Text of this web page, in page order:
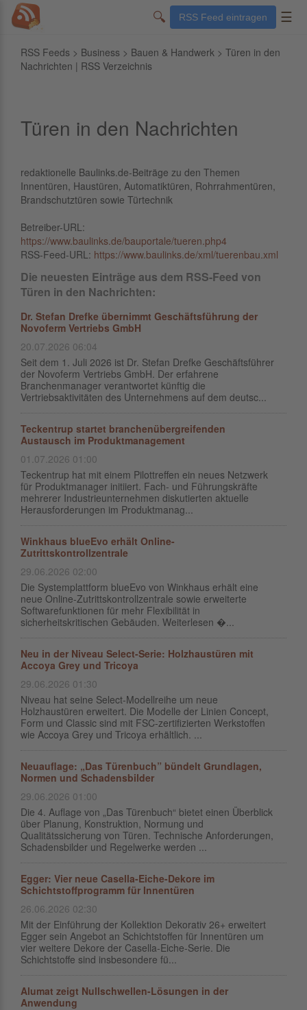
🔍 RSS Feed eintragen ☰
RSS Feeds > Business > Bauen & Handwerk > Türen in den
Nachrichten | RSS Verzeichnis
Türen in den Nachrichten
redaktionelle Baulinks.de-Beiträge zu den Themen
Innentüren, Haustüren, Automatiktüren, Rohrrahmentüren,
Brandschutztüren sowie Türtechnik
Betreiber-URL:
https://www.baulinks.de/bauportale/tueren.php4
RSS-Feed-URL: https://www.baulinks.de/xml/tuerenbau.xml
Die neuesten Einträge aus dem RSS-Feed von
Türen in den Nachrichten:
Dr. Stefan Drefke übernimmt Geschäftsführung der
Novoferm Vertriebs GmbH
20.07.2026 06:04
Seit dem 1. Juli 2026 ist Dr. Stefan Drefke Geschäftsführer
der Novoferm Vertriebs GmbH. Der erfahrene
Branchenmanager verantwortet künftig die
Vertriebsaktivitäten des Unternehmens auf dem deutsc...
Teckentrup startet branchenübergreifenden
Austausch im Produktmanagement
01.07.2026 01:00
Teckentrup hat mit einem Pilottreffen ein neues Netzwerk
für Produktmanager initiiert. Fach- und Führungskräfte
mehrerer Industrieunternehmen diskutierten aktuelle
Herausforderungen im Produktmanag...
Winkhaus blueEvo erhält Online-
Zutrittskontrollzentrale
29.06.2026 02:00
Die Systemplattform blueEvo von Winkhaus erhält eine
neue Online-Zutrittskontrollzentrale sowie erweiterte
Softwarefunktionen für mehr Flexibilität in
sicherheitskritischen Gebäuden. Weiterlesen �...
Neu in der Niveau Select-Serie: Holzhaustüren mit
Accoya Grey und Tricoya
29.06.2026 01:30
Niveau hat seine Select-Modellreihe um neue
Holzhaustüren erweitert. Die Modelle der Linien Concept,
Form und Classic sind mit FSC-zertifizierten Werkstoffen
wie Accoya Grey und Tricoya erhältlich. ...
Neuauflage: „Das Türenbuch” bündelt Grundlagen,
Normen und Schadensbilder
29.06.2026 01:00
Die 4. Auflage von „Das Türenbuch“ bietet einen Überblick
über Planung, Konstruktion, Normung und
Qualitätssicherung von Türen. Technische Anforderungen,
Schadensbilder und Regelwerke werden ...
Egger: Vier neue Casella-Eiche-Dekore im
Schichtstoffprogramm für Innentüren
26.06.2026 02:30
Mit der Einführung der Kollektion Dekorativ 26+ erweitert
Egger sein Angebot an Schichtstoffen für Innentüren um
vier weitere Dekore der Casella-Eiche-Serie. Die
Schichtstoffe sind insbesondere fü...
Alumat zeigt Nullschwellen-Lösungen in der
Anwendung